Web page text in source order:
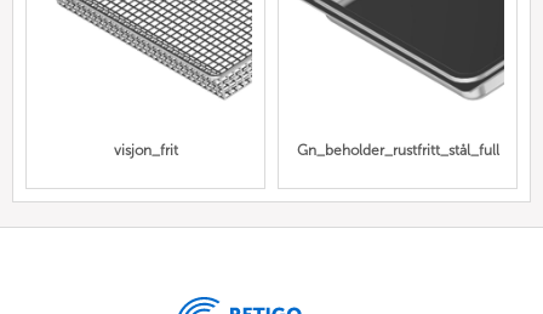
visjon_frit Gn_beholder_rustfritt_stål_full